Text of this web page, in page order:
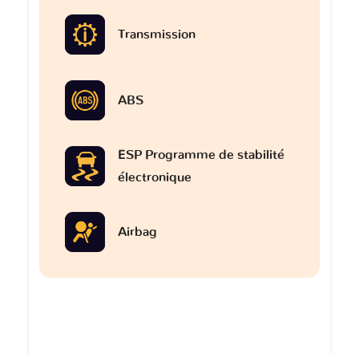
Transmission
ABS
ESP Programme de stabilité
électronique
Airbag